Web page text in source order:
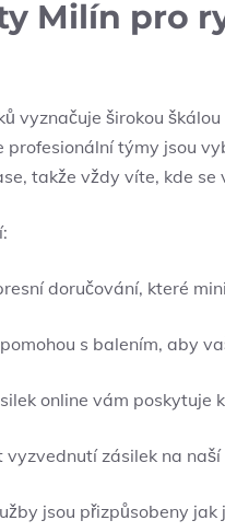
Milín pro
vyznačuje širokou
profesionální týmy jsou
takže vždy víte, kde se
doručování, které
s balením, aby
online vám poskytuje
vyzvednutí zásilek na
jsou přizpůsobeny